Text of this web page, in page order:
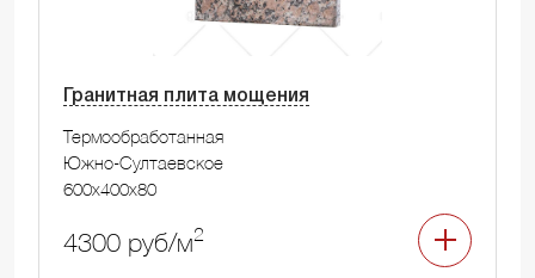
Гранитная плита мощения
Термообработанная
Южно-Султаевское
600x400x80
4300 руб/м2